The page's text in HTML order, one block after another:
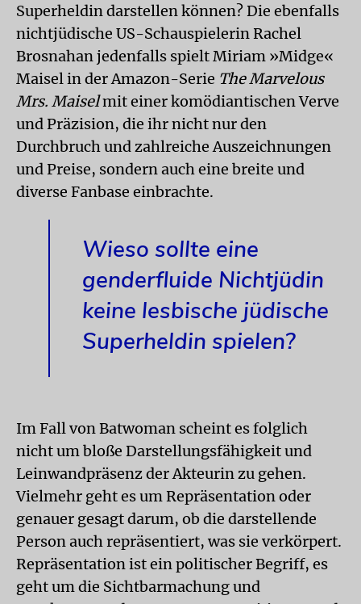
Superheldin darstellen können? Die ebenfalls
nichtjüdische US-Schauspielerin Rachel
Brosnahan jedenfalls spielt Miriam »Midge«
Maisel in der Amazon-Serie The Marvelous
Mrs. Maiselmit einer komödiantischen Verve
und Präzision, die ihr nicht nur den
Durchbruch und zahlreiche Auszeichnungen
und Preise, sondern auch eine breite und
diverse Fanbase einbrachte.
Wieso sollte eine
genderfluide Nichtjüdin
keine lesbische jüdische
Superheldin spielen?
Im Fall von Batwoman scheint es folglich
nicht um bloße Darstellungsfähigkeit und
Leinwandpräsenz der Akteurin zu gehen.
Vielmehr geht es um Repräsentation oder
genauer gesagt darum, ob die darstellende
Person auch repräsentiert, was sie verkörpert.
Repräsentation ist ein politischer Begriff, es
geht um die Sichtbarmachung und